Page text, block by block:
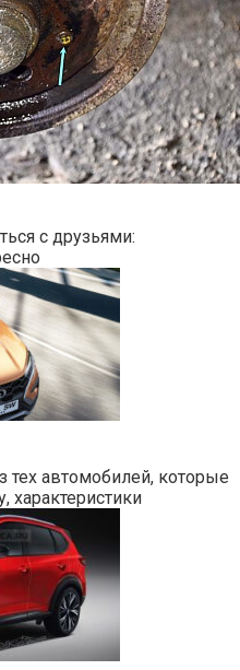
с друзьями:
тех автомобилей, которые
характеристики